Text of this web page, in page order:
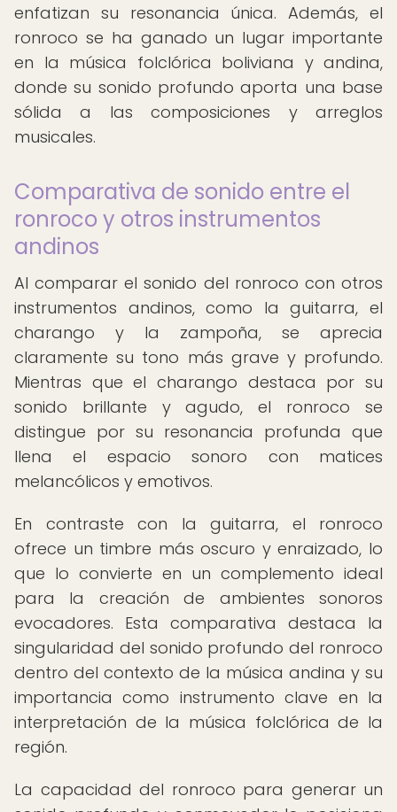
enfatizan su resonancia única. Además, el
ronroco se ha ganado un lugar importante
en la música folclórica boliviana y andina,
donde su sonido profundo aporta una base
sólida a las composiciones y arreglos
musicales.
Comparativa de sonido entre el
ronroco y otros instrumentos
andinos
Al comparar el sonido del ronroco con otros
instrumentos andinos, como la guitarra, el
charango y la zampoña, se aprecia
claramente su tono más grave y profundo.
Mientras que el charango destaca por su
sonido brillante y agudo, el ronroco se
distingue por su resonancia profunda que
llena el espacio sonoro con matices
melancólicos y emotivos.
En contraste con la guitarra, el ronroco
ofrece un timbre más oscuro y enraizado, lo
que lo convierte en un complemento ideal
para la creación de ambientes sonoros
evocadores. Esta comparativa destaca la
singularidad del sonido profundo del ronroco
dentro del contexto de la música andina y su
importancia como instrumento clave en la
interpretación de la música folclórica de la
región.
La capacidad del ronroco para generar un